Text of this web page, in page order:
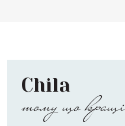
Chila
тому що кращі